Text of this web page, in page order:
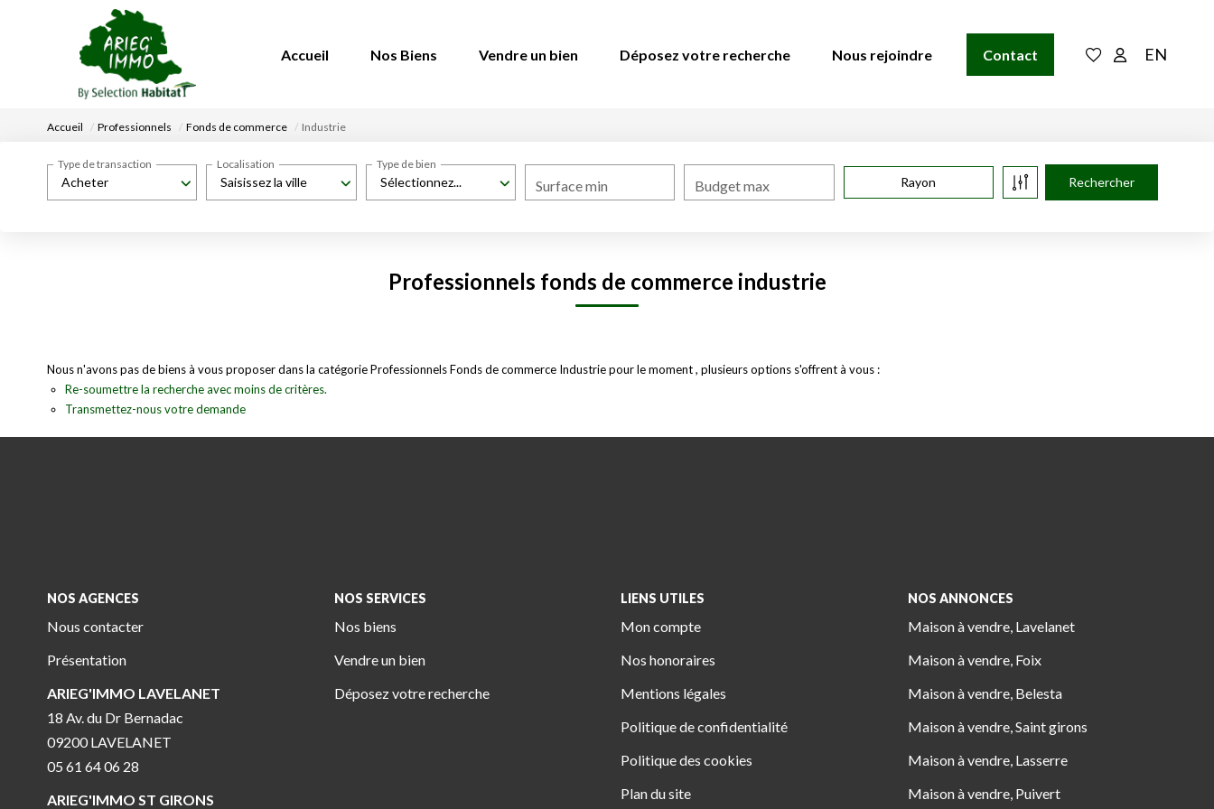
Accueil Nos Biens Vendre un bien Déposez votre recherche Nous rejoindre Contact EN
Accueil Professionnels Fonds de commerce Industrie
Acheter
Type de transaction
Saisissez la ville
Localisation
Sélectionnez...
Type de bien
Surface min Budget max Rayon
Professionnels fonds de commerce industrie
Nous n'avons pas de biens à vous proposer dans la catégorie Professionnels Fonds de commerce Industrie pour le moment , plusieurs options s'offrent à vous :
Re-soumettre la recherche avec moins de critères.
Transmettez-nous votre demande
NOS AGENCES
Nous contacter
Présentation
ARIEG'IMMO LAVELANET
18 Av. du Dr Bernadac
09200 LAVELANET
05 61 64 06 28
ARIEG'IMMO ST GIRONS
NOS SERVICES
Nos biens
Vendre un bien
Déposez votre recherche
LIENS UTILES
Mon compte
Nos honoraires
Mentions légales
Politique de confidentialité
Politique des cookies
Plan du site
NOS ANNONCES
Maison à vendre, Lavelanet
Maison à vendre, Foix
Maison à vendre, Belesta
Maison à vendre, Saint girons
Maison à vendre, Lasserre
Maison à vendre, Puivert